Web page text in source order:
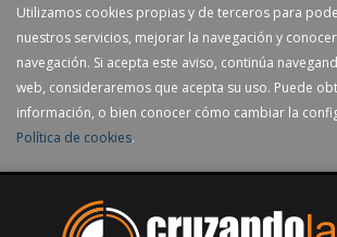
Utilizamos cookies propias y de terceros para
nuestros servicios, mejorar la navegación y
navegación. Si acepta este aviso, continúa
web, consideraremos que acepta su uso. Puede
información, o bien conocer cómo cambiar la
Política de cookies.